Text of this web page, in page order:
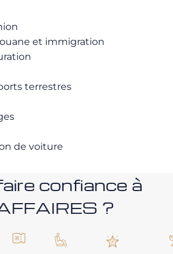
et immigration
terrestres
de voiture
confiance à
?